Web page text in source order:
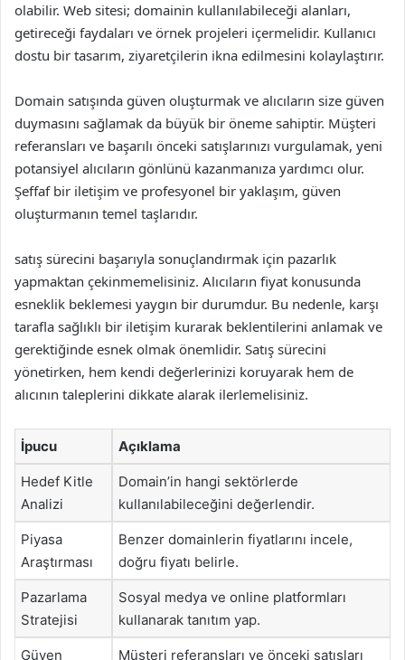
olabilir. Web sitesi; domainin kullanılabileceği alanları,
getireceği faydaları ve örnek projeleri içermelidir. Kullanıcı
dostu bir tasarım, ziyaretçilerin ikna edilmesini kolaylaştırır.
Domain satışında güven oluşturmak ve alıcıların size güven
duymasını sağlamak da büyük bir öneme sahiptir. Müşteri
referansları ve başarılı önceki satışlarınızı vurgulamak, yeni
potansiyel alıcıların gönlünü kazanmanıza yardımcı olur.
Şeffaf bir iletişim ve profesyonel bir yaklaşım, güven
oluşturmanın temel taşlarıdır.
satış sürecini başarıyla sonuçlandırmak için pazarlık
yapmaktan çekinmemelisiniz. Alıcıların fiyat konusunda
esneklik beklemesi yaygın bir durumdur. Bu nedenle, karşı
tarafla sağlıklı bir iletişim kurarak beklentilerini anlamak ve
gerektiğinde esnek olmak önemlidir. Satış sürecini
yönetirken, hem kendi değerlerinizi koruyarak hem de
alıcının taleplerini dikkate alarak ilerlemelisiniz.
İpucu Açıklama
Hedef Kitle
Analizi
Domain’in hangi sektörlerde
kullanılabileceğini değerlendir.
Piyasa
Araştırması
Benzer domainlerin fiyatlarını incele,
doğru fiyatı belirle.
Pazarlama
Stratejisi
Sosyal medya ve online platformları
kullanarak tanıtım yap.
Güven
Müşteri referansları ve önceki satışları